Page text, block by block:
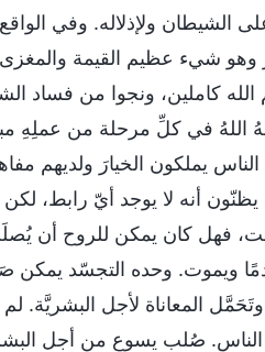
الشيطان ولإذلاله. وفي
وهو شيء عظيم القيمة
كاملين، ونجوا من فساد
اللهُ في كلِّ مرحلة من عملِهِ
يملكون الخيارَ ولديهم
يظنّون أنه لا يوجد أيّ رابط،
فهل كان يمكن للروح أن
ويموت. وحده التجسّد يمكن
المعاناة لأجل البشريَّة.
الناس. صُلب يسوع من أجل